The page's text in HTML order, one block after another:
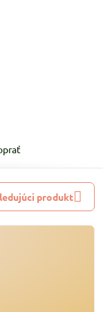
produkt